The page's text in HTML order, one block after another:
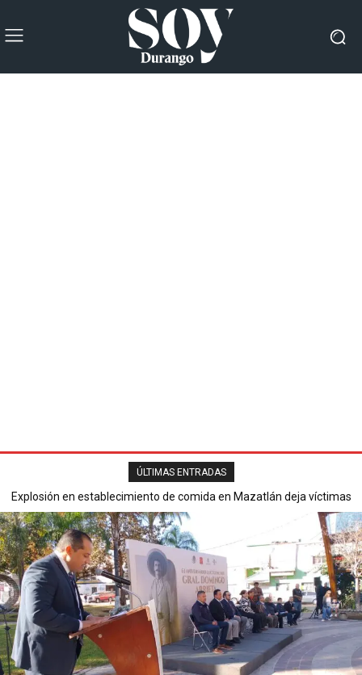
ÚLTIMAS ENTRADAS
Explosión en establecimiento de comida en Mazatlán deja víctimas
mortales y varios heridos.
Secretaría de Seguridad Pública reporta saldo blanco en
del Buen Fin 2025.